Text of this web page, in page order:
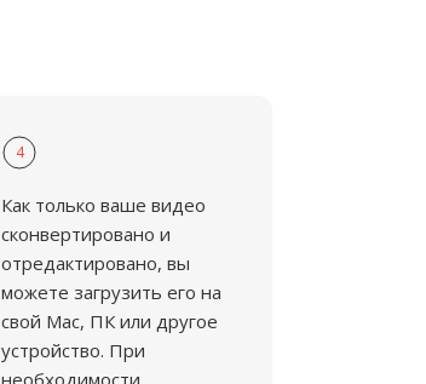
4
Как только ваше видео
сконвертировано и
отредактировано, вы
можете загрузить его на
свой Mac, ПК или другое
устройство. При
необходимости